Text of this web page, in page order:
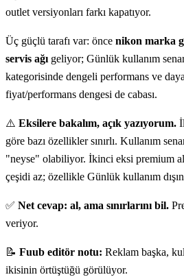
outlet versiyonları farkı kapatıyor.
Üç güçlü tarafı var: önce nikon marka
servis ağıgeliyor; Günlük kullanım
kategorisinde dengeli performans ve
fiyat/performans dengesi de cabası.
⚠️ Eksilere bakalım, açık yazıyorum.
göre bazı özellikler sınırlı. Kullanım
"neyse" olabiliyor. İkinci eksi premium
çeşidi az; özellikle Günlük kullanım
✅ Net cevap: al, ama sınırlarını bil.
veriyor.
📝 Fuub editör notu: Reklam başka,
ikisinin örtüştüğü görülüyor.